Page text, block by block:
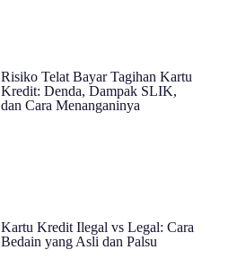
Risiko Telat Bayar Tagihan Kartu
Kredit: Denda, Dampak SLIK,
dan Cara Menanganinya
Kartu Kredit Ilegal vs Legal: Cara
Bedain yang Asli dan Palsu